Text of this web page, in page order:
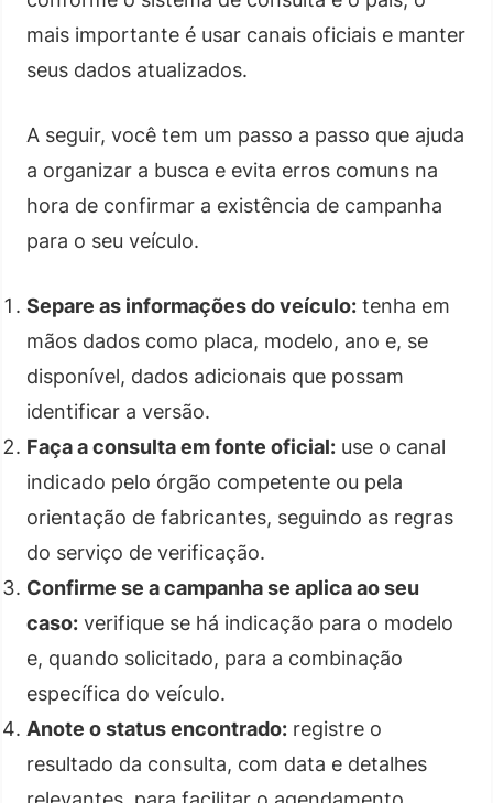
mais importante é usar canais oficiais e manter
seus dados atualizados.
A seguir, você tem um passo a passo que ajuda
a organizar a busca e evita erros comuns na
hora de confirmar a existência de campanha
para o seu veículo.
Separe as informações do veículo: tenha em
mãos dados como placa, modelo, ano e, se
disponível, dados adicionais que possam
identificar a versão.
Faça a consulta em fonte oficial: use o canal
indicado pelo órgão competente ou pela
orientação de fabricantes, seguindo as regras
do serviço de verificação.
Confirme se a campanha se aplica ao seu
caso: verifique se há indicação para o modelo
e, quando solicitado, para a combinação
específica do veículo.
Anote o status encontrado: registre o
resultado da consulta, com data e detalhes